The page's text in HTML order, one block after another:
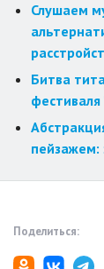
Слушаем
Битва
пейзажем:
Поделиться: